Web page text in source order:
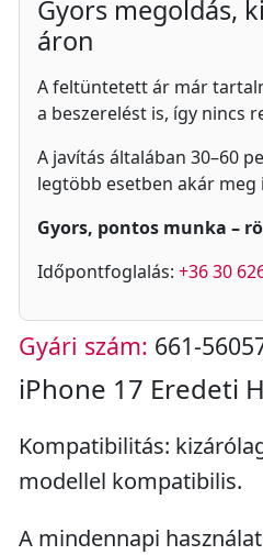
Gyors megoldás,
áron
A feltüntetett ár már
a beszerelést is, így nincs
A javítás általában 30–60
legtöbb esetben akár meg
Gyors, pontos munka –
Időpontfoglalás: +36 30
Gyári szám: 661-
iPhone 17 Eredeti
Kompatibilitás:
modellel kompatibilis.
A mindennapi